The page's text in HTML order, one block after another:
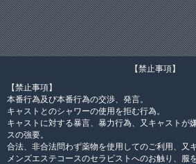
【禁止事項】
【禁止事項】
本番行為及び本番行為の交渉、発言。
キャストとのシャワーの使用を拒む行為。
キャストに対する暴言、暴力行為、又キャストが
スの強要。
合法、非合法問わず薬物を使用してのご利用、又
メンズエステコースのセラピストへのお触り、服